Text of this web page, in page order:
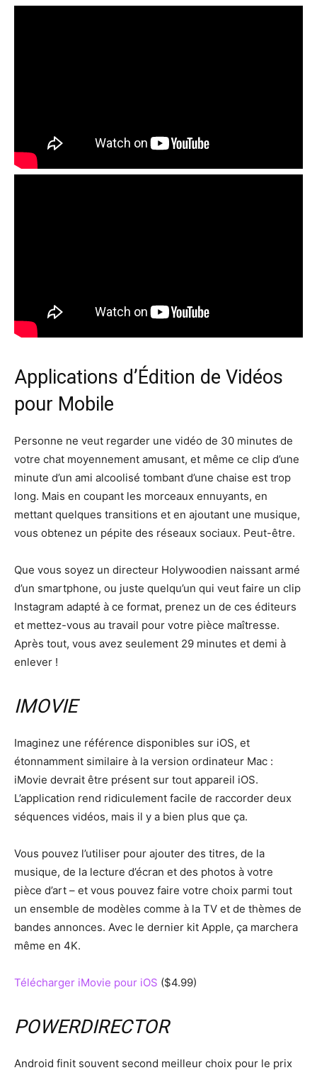
Applications d’Édition de Vidéos
pour Mobile
Personne ne veut regarder une vidéo de 30 minutes de
votre chat moyennement amusant, et même ce clip d’une
minute d’un ami alcoolisé tombant d’une chaise est trop
long. Mais en coupant les morceaux ennuyants, en
mettant quelques transitions et en ajoutant une musique,
vous obtenez un pépite des réseaux sociaux. Peut-être.
Que vous soyez un directeur Holywoodien naissant armé
d’un smartphone, ou juste quelqu’un qui veut faire un clip
Instagram adapté à ce format, prenez un de ces éditeurs
et mettez-vous au travail pour votre pièce maîtresse.
Après tout, vous avez seulement 29 minutes et demi à
enlever !
IMOVIE
Imaginez une référence disponibles sur iOS, et
étonnamment similaire à la version ordinateur Mac :
iMovie devrait être présent sur tout appareil iOS.
L’application rend ridiculement facile de raccorder deux
séquences vidéos, mais il y a bien plus que ça.
Vous pouvez l’utiliser pour ajouter des titres, de la
musique, de la lecture d’écran et des photos à votre
pièce d’art – et vous pouvez faire votre choix parmi tout
un ensemble de modèles comme à la TV et de thèmes de
bandes annonces. Avec le dernier kit Apple, ça marchera
même en 4K.
Télécharger iMovie pour iOS ($4.99)
POWERDIRECTOR
Android finit souvent second meilleur choix pour le prix